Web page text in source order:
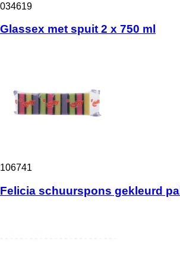
034619
Glassex met spuit 2 x 750 ml
106741
Felicia schuurspons gekleurd